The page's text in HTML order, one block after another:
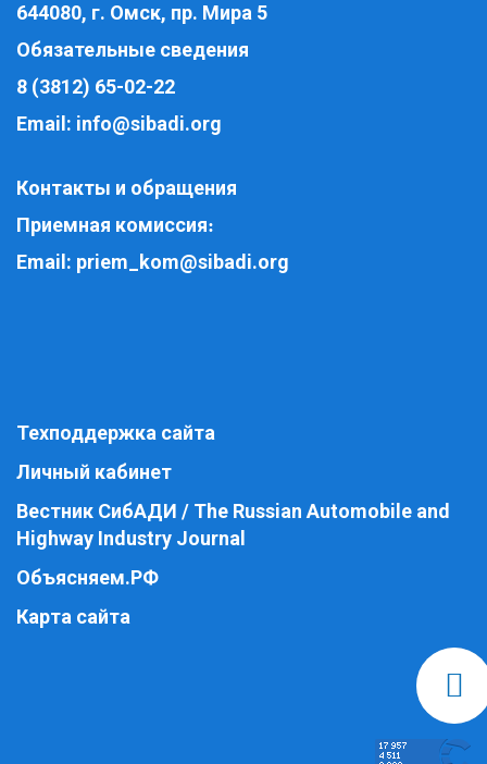
644080, г. Омск, пр. Мира 5
Обязательные сведения
8 (3812) 65-02-22
Email: info@sibadi.org
Контакты и обращения
Приемная комиссия:
Email: priem_kom@sibadi.org
Техподдержка сайта
Личный кабинет
Вестник СибАДИ / The Russian Automobile and
Highway Industry Journal
Объясняем.РФ
Карта сайта